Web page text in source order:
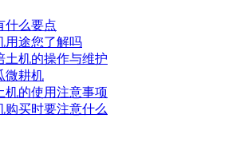
什么要点
用途您了解吗
土机的操作与维护
微耕机
机的使用注意事项
购买时要注意什么